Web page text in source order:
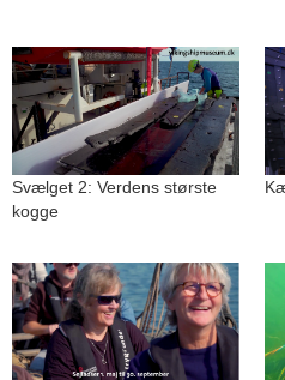
Svælget 2: Verdens største
kogge